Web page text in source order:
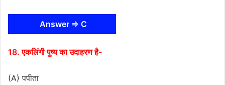
Answer ⇒ C
18. एकलिंगी पुष्य का उदाहरण है-
(A) पपीता